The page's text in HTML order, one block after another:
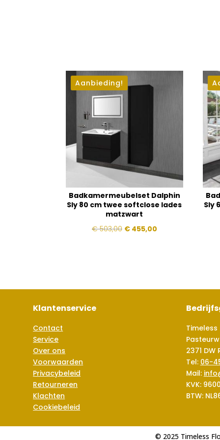
Aanbieding!
Badkamermeubelset Dalphin
Sly 80 cm twee softclose lades
matzwart
€503,00 Oorspronkelijke
€455,00Huidige
Sly
Klantenservice
Contact
Service
Over ons
Voorwaarden
Privacybeleid
Retourneren
Klachten
Cookiebeleid
Timeless
2371
Tel: 06-
Mail:
KVK:
BTW:
© 2025 Timeless